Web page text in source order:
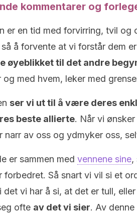
kommentarer og
er en tid med forvirring, tvil og
å forvente at vi forstår dem
øyeblikket til det andre
og med hvem, leker med
ser vi ut til å være deres
beste allierte. Når vi
narr av oss og ydmyker oss,
er sammen med vennene sine,
forbedret. Så snart vi vil si et
det vi har å si, at det er tull, eller
ofte av det vi sier. Av